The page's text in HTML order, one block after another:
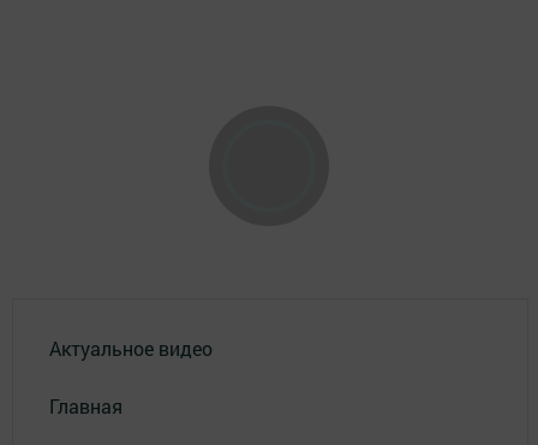
Актуальное видео
Главная